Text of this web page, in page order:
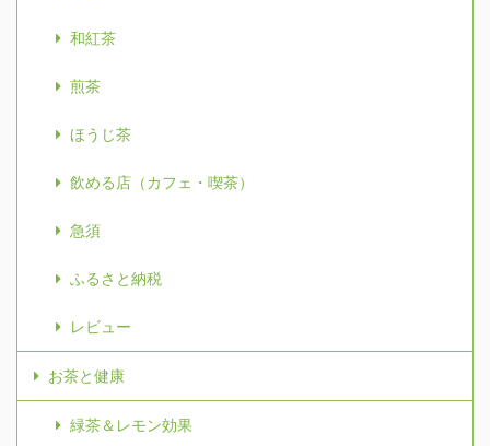
和紅茶
煎茶
ほうじ茶
飲める店（カフェ・喫茶）
急須
ふるさと納税
レビュー
お茶と健康
緑茶＆レモン効果